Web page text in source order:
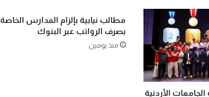
الأردنية
مطالب نيابية بإلزام المدارس الخاصة
بصرف الرواتب عبر البنوك
منذ يومين